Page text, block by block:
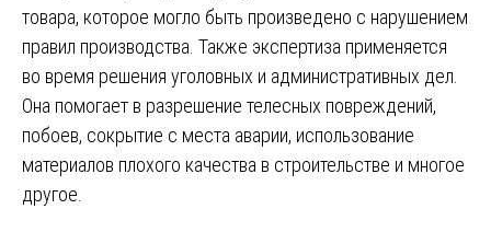
товара, которое могло быть произведено с нарушением
правил производства. Также экспертиза применяется
во время решения уголовных и административных дел.
Она помогает в разрешение телесных повреждений,
побоев, сокрытие с места аварии, использование
материалов плохого качества в строительстве и многое
другое.